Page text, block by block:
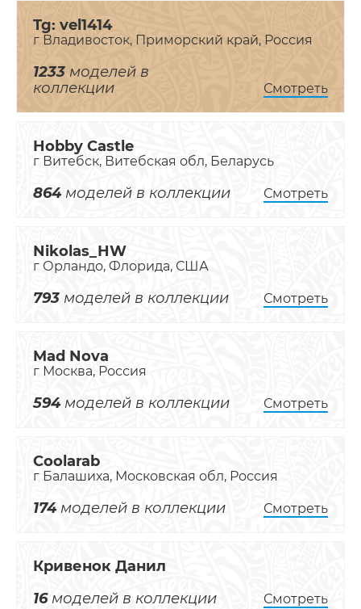
Tg: vel1414
г Владивосток, Приморский край, Россия
1233 моделей в
коллекции
Смотреть
Hobby Castle
г Витебск, Витебская обл, Беларусь
864моделей в коллекции Смотреть
Nikolas_HW
г Орландо, Флорида, США
793 моделей в коллекции Смотреть
Mad Nova
г Москва, Россия
594моделей в коллекции Смотреть
Coolarab
г Балашиха, Московская обл, Россия
174моделей в коллекции Смотреть
Кривенок Данил
16моделей в коллекции Смотреть